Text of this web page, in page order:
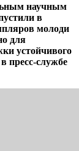
научным
в
молоди
для
устойчивого
пресс-службе